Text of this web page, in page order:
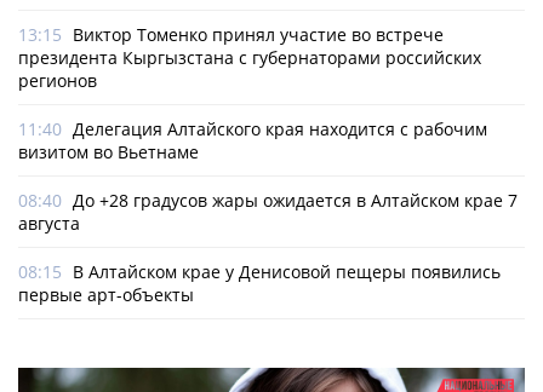
13:15 Виктор Томенко принял участие во встрече
президента Кыргызстана с губернаторами российских
регионов
11:40 Делегация Алтайского края находится с рабочим
визитом во Вьетнаме
08:40 До +28 градусов жары ожидается в Алтайском крае 7
августа
08:15 В Алтайском крае у Денисовой пещеры появились
первые арт-объекты